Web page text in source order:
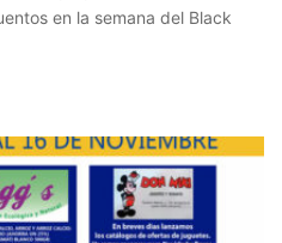
en la semana del Black